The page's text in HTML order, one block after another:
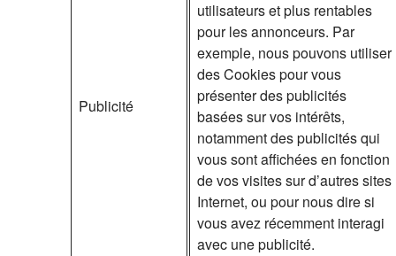
Publicité
utilisateurs et plus rentables
pour les annonceurs. Par
exemple, nous pouvons utiliser
des Cookies pour vous
présenter des publicités
basées sur vos intérêts,
notamment des publicités qui
vous sont affichées en fonction
de vos visites sur d’autres sites
Internet, ou pour nous dire si
vous avez récemment interagi
avec une publicité.